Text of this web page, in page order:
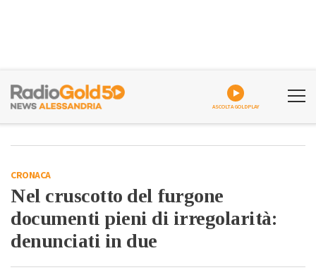
ASCOLTA GOLDPLAY
CRONACA
Nel cruscotto del furgone
documenti pieni di irregolarità:
denunciati in due